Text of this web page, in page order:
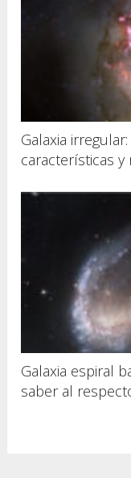
Galaxia
características y
Galaxia espiral
saber al